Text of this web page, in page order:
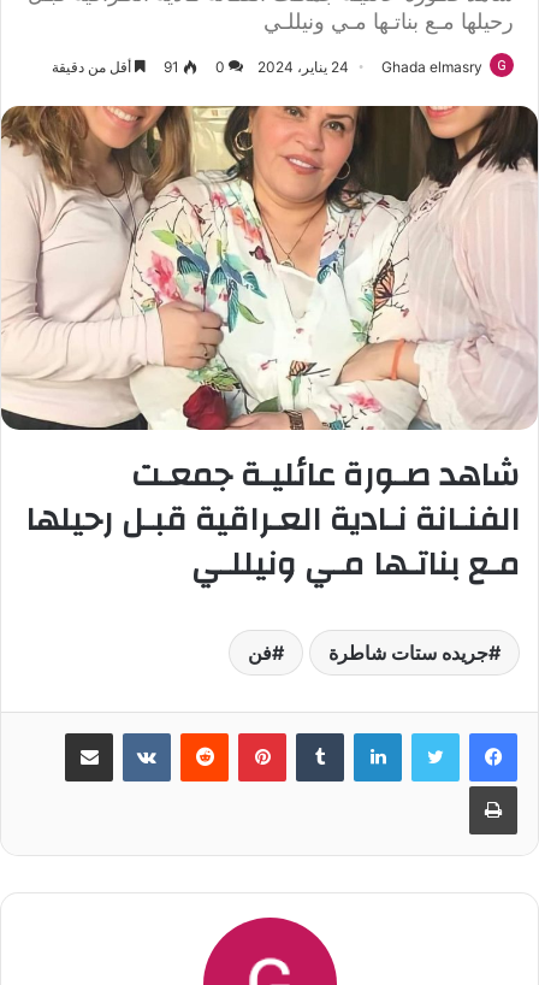
رحيلها مـع بناتـها مـي ونيللـي
Ghada elmasry 24 يناير، 2024 0
91 أقل من دقيقة
شاهد صـورة عائليـة جمعـت
الفنـانة نـادية العـراقية قبـل رحيلها
مـع بناتـها مـي ونيللـي
جريده ستات شاطرة فن
لينكدإن بينتيريست